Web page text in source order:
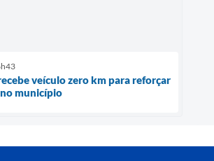
veículo zero km para reforçar
município